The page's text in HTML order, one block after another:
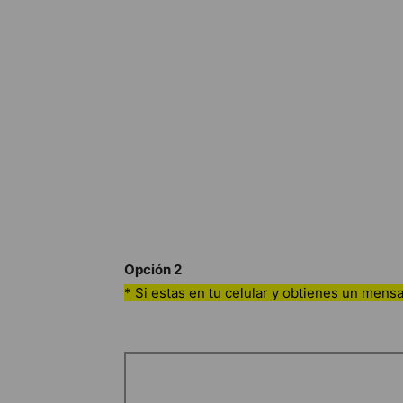
Opción 2
* Si estas en tu celular y obtienes un